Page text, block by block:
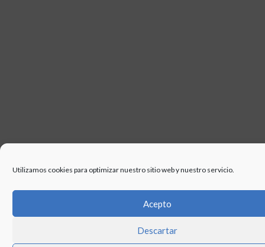
Utilizamos cookies para optimizar nuestro sitio web y nuestro servicio.
Acepto
Descartar